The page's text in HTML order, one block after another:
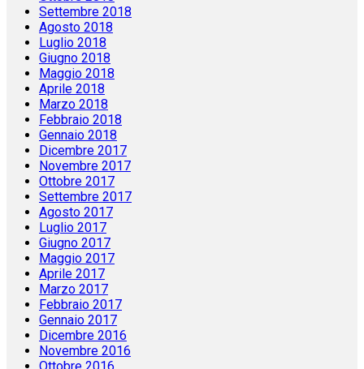
Settembre 2018
Agosto 2018
Luglio 2018
Giugno 2018
Maggio 2018
Aprile 2018
Marzo 2018
Febbraio 2018
Gennaio 2018
Dicembre 2017
Novembre 2017
Ottobre 2017
Settembre 2017
Agosto 2017
Luglio 2017
Giugno 2017
Maggio 2017
Aprile 2017
Marzo 2017
Febbraio 2017
Gennaio 2017
Dicembre 2016
Novembre 2016